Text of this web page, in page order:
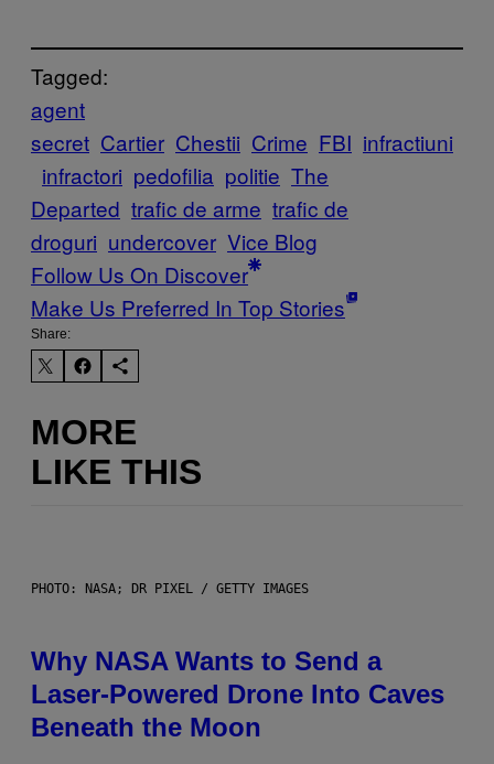
Tagged:
agent
secret Cartier Chestii Crime FBI infractiuni
infractori pedofilia politie The
Departed trafic de arme trafic de
droguri undercover Vice Blog
Follow Us On Discover
Make Us Preferred In Top Stories
Share:
MORE
LIKE THIS
PHOTO: NASA; DR PIXEL / GETTY IMAGES
Why NASA Wants to Send a
Laser-Powered Drone Into Caves
Beneath the Moon